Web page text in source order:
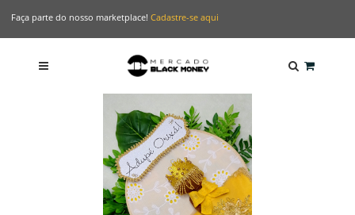
Faça parte do nosso marketplace! Cadastre-se aqui